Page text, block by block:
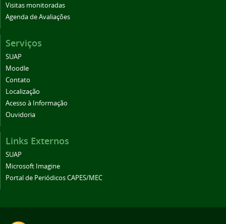
Visitas monitoradas
Agenda de Avaliações
Serviços
SUAP
Moodle
Contato
Localização
Acesso à Informação
Ouvidoria
Links Externos
SUAP
Microsoft Imagine
Portal de Periódicos CAPES/MEC